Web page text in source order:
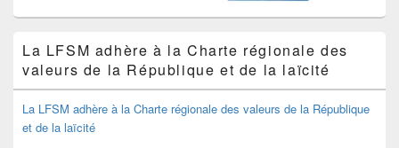
La LFSM adhère à la Charte régionale des
valeurs de la République et de la laïcité
La LFSM adhère à la Charte régionale des valeurs de la République
et de la laïcité